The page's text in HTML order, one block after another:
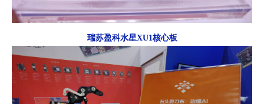
瑞苏盈科水星XU1核心板